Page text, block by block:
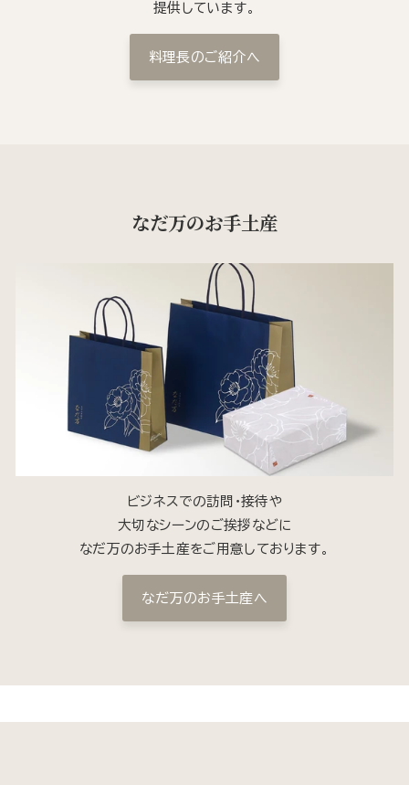
提供しています。
料理長のご紹介へ
なだ万のお手土産
ビジネスでの訪問・接待や
大切なシーンのご挨拶などに
なだ万のお手土産をご用意しております。
なだ万のお手土産へ